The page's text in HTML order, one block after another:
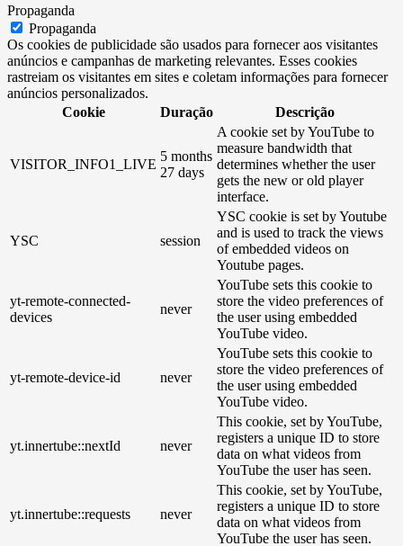
Propaganda
Propaganda
Os cookies de publicidade são usados ​​para fornecer aos visitantes
anúncios e campanhas de marketing relevantes. Esses cookies
rastreiam os visitantes em sites e coletam informações para fornecer
anúncios personalizados.
Cookie
Duração Descrição
VISITOR_INFO1_LIVE
5 months
27 days
A cookie set by YouTube to
measure bandwidth that
determines whether the user
gets the new or old player
interface.
YSC session
YSC cookie is set by Youtube
and is used to track the views
of embedded videos on
Youtube pages.
yt-remote-connected-
devices
never
YouTube sets this cookie to
store the video preferences of
the user using embedded
YouTube video.
yt-remote-device-id never
YouTube sets this cookie to
store the video preferences of
the user using embedded
YouTube video.
yt.innertube::nextId never
This cookie, set by YouTube,
registers a unique ID to store
data on what videos from
YouTube the user has seen.
yt.innertube::requests never
This cookie, set by YouTube,
registers a unique ID to store
data on what videos from
YouTube the user has seen.